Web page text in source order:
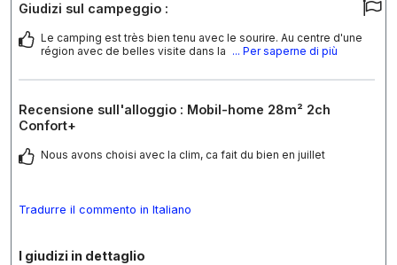
Giudizi sul campeggio :
Le camping est très bien tenu avec le sourire. Au centre d'une
région avec de belles visite dans la ... Per saperne di più
Recensione sull'alloggio : Mobil-home 28m² 2ch
Confort+
Nous avons choisi avec la clim, ca fait du bien en juillet
Tradurre il commento in Italiano
I giudizi in dettaglio